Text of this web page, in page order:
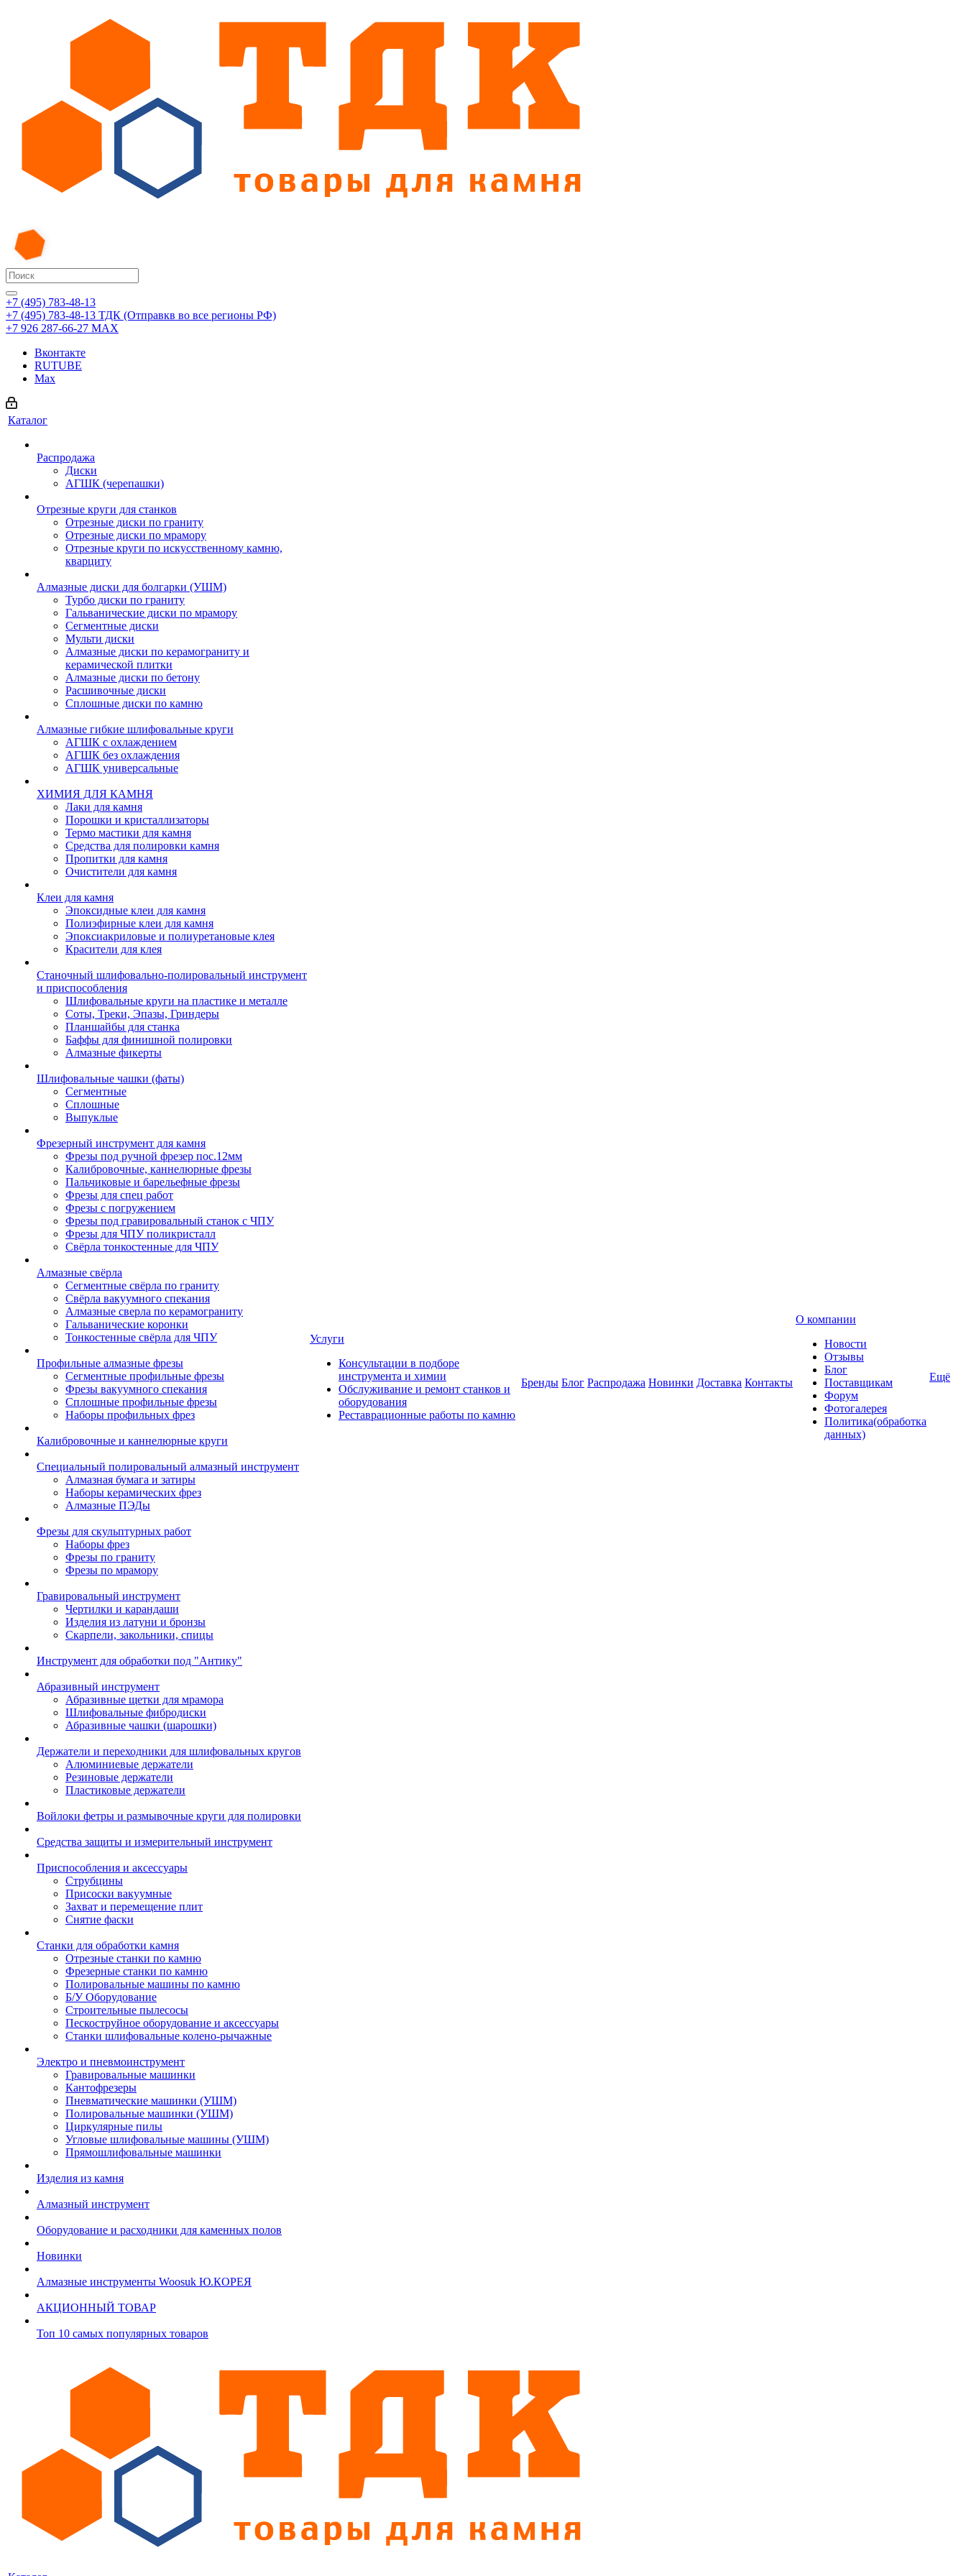
+7 (495) 783-48-13
+7 (495) 783-48-13 ТДК (Отправкв во все регионы РФ)
+7 926 287-66-27 МАХ
Вконтакте
RUTUBE
Max
Каталог
Распродажа
Диски
АГШК (черепашки)
Отрезные круги для станков
Отрезные диски по граниту
Отрезные диски по мрамору
Отрезные круги по искусственному камню,
кварциту
Алмазные диски для болгарки (УШМ)
Турбо диски по граниту
Гальванические диски по мрамору
Сегментные диски
Мульти диски
Алмазные диски по керамограниту и
керамической плитки
Алмазные диски по бетону
Расшивочные диски
Сплошные диски по камню
Алмазные гибкие шлифовальные круги
АГШК с охлаждением
АГШК без охлаждения
АГШК универсальные
ХИМИЯ ДЛЯ КАМНЯ
Лаки для камня
Порошки и кристаллизаторы
Термо мастики для камня
Средства для полировки камня
Пропитки для камня
Очистители для камня
Клеи для камня
Эпоксидные клеи для камня
Полиэфирные клеи для камня
Эпоксиакриловые и полиуретановые клея
Красители для клея
Станочный шлифовально-полировальный инструмент
и приспособления
Шлифовальные круги на пластике и металле
Соты, Треки, Эпазы, Гриндеры
Планшайбы для станка
Баффы для финишной полировки
Алмазные фикерты
Шлифовальные чашки (фаты)
Сегментные
Сплошные
Выпуклые
Фрезерный инструмент для камня
Фрезы под ручной фрезер пос.12мм
Калибровочные, каннелюрные фрезы
Пальчиковые и барельефные фрезы
Фрезы для спец работ
Фрезы с погружением
Фрезы под гравировальный станок с ЧПУ
Фрезы для ЧПУ поликристалл
Свёрла тонкостенные для ЧПУ
Алмазные свёрла
Сегментные свёрла по граниту
Свёрла вакуумного спекания
Алмазные сверла по керамограниту
Гальванические коронки
Тонкостенные свёрла для ЧПУ
Профильные алмазные фрезы
Сегментные профильные фрезы
Фрезы вакуумного спекания
Сплошные профильные фрезы
Наборы профильных фрез
Калибровочные и каннелюрные круги
Специальный полировальный алмазный инструмент
Алмазная бумага и затиры
Наборы керамических фрез
Алмазные ПЭДы
Фрезы для скульптурных работ
Наборы фрез
Фрезы по граниту
Фрезы по мрамору
Гравировальный инструмент
Чертилки и карандаши
Изделия из латуни и бронзы
Скарпели, закольники, спицы
Инструмент для обработки под "Антику"
Абразивный инструмент
Абразивные щетки для мрамора
Шлифовальные фибродиски
Абразивные чашки (шарошки)
Держатели и переходники для шлифовальных кругов
Алюминиевые держатели
Резиновые держатели
Пластиковые держатели
Войлоки фетры и размывочные круги для полировки
Средства защиты и измерительный инструмент
Приспособления и аксессуары
Струбцины
Присоски вакуумные
Захват и перемещение плит
Снятие фаски
Станки для обработки камня
Отрезные станки по камню
Фрезерные станки по камню
Полировальные машины по камню
Б/У Оборудование
Строительные пылесосы
Пескоструйное оборудование и аксессуары
Станки шлифовальные колено-рычажные
Электро и пневмоинструмент
Гравировальные машинки
Кантофрезеры
Пневматические машинки (УШМ)
Полировальные машинки (УШМ)
Циркулярные пилы
Угловые шлифовальные машины (УШМ)
Прямошлифовальные машинки
Изделия из камня
Алмазный инструмент
Оборудование и расходники для каменных полов
Новинки
Алмазные инструменты Woosuk Ю.КОРЕЯ
АКЦИОННЫЙ ТОВАР
Топ 10 самых популярных товаров
Услуги
Консультации в подборе
инструмента и химии
Обслуживание и ремонт станков и
оборудования
Реставрационные работы по камню
Бренды Блог Распродажа Новинки Доставка Контакты
О компании
Новости
Отзывы
Блог
Поставщикам
Форум
Фотогалерея
Политика(обработка
данных)
Ещё